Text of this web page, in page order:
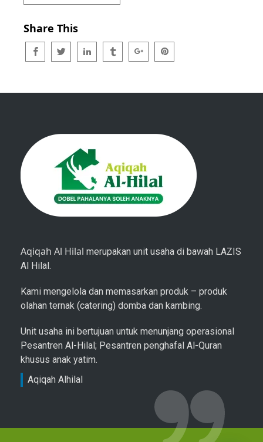
Share This
Aqiqah Al Hilal merupakan unit usaha di bawah LAZIS
Al Hilal.
Kami mengelola dan memasarkan produk – produk
olahan ternak (catering) domba dan kambing.
Unit usaha ini bertujuan untuk menunjang operasional
Pesantren Al-Hilal; Pesantren penghafal Al-Quran
khusus anak yatim.
Aqiqah Alhilal